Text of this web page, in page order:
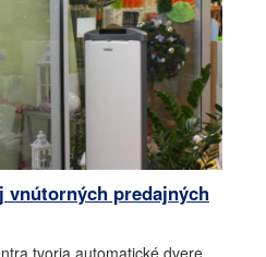
vnútorných predajných
tvoria automatické dvere